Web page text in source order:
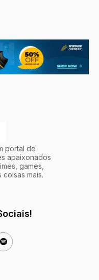
portal de
apaixonados
games,
mais.